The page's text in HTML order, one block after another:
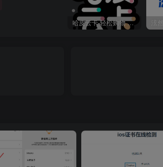
哈皮云卡-轻松购物 即买即发